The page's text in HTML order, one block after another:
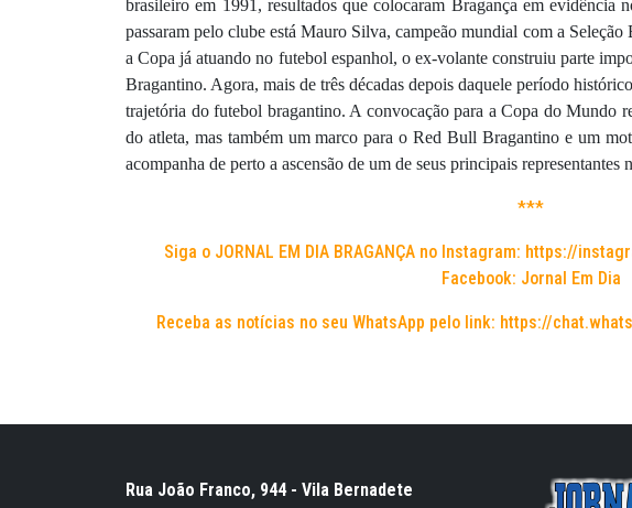
brasileiro em 1991, resultados que colocaram Bragança em evidência
passaram pelo clube está Mauro Silva, campeão mundial com a
a Copa já atuando no futebol espanhol, o ex-volante construiu parte
Bragantino. Agora, mais de três décadas depois daquele período
trajetória do futebol bragantino. A convocação para a Copa do Mundo
do atleta, mas também um marco para o Red Bull Bragantino e um
acompanha de perto a ascensão de um de seus principais
***
Siga o JORNAL EM DIA BRAGANÇA no Instagram: https://
Facebook: Jornal Em Dia
Receba as notícias no seu WhatsApp pelo link: https://
Rua João Franco, 944 - Vila Bernadete